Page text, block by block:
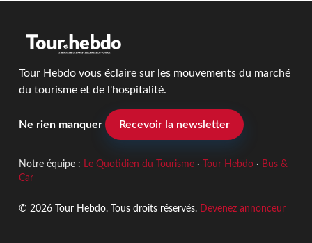
Tour Hebdo vous éclaire sur les mouvements du marché
du tourisme et de l'hospitalité.
Ne rien manquer Recevoir la newsletter
Notre équipe : Le Quotidien du Tourisme· Tour Hebdo· Bus &
Car
© 2026 Tour Hebdo. Tous droits réservés. Devenez annonceur